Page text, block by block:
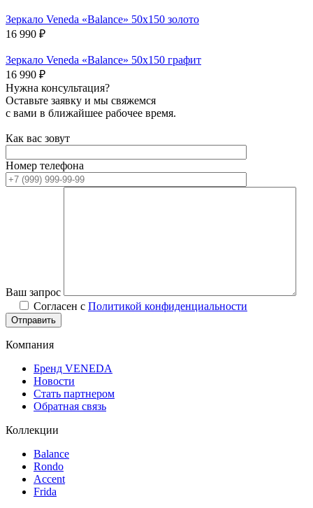
Зеркало Veneda «Balance» 50х150 золото
16 990 ₽
Зеркало Veneda «Balance» 50х150 графит
16 990 ₽
Нужна консультация?
Оставьте заявку и мы свяжемся
с вами в ближайшее рабочее время.
Как вас зовут
Номер телефона
Ваш запрос
Согласен с Политикой конфиденциальности
Компания
Бренд VENEDA
Новости
Стать партнером
Обратная связь
Коллекции
Balance
Rondo
Accent
Frida